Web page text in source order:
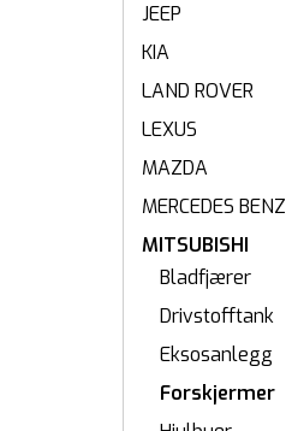
JEEP
KIA
LAND ROVER
LEXUS
MAZDA
MERCEDES BENZ
MITSUBISHI
Bladfjærer
Drivstofftank
Eksosanlegg
Forskjermer